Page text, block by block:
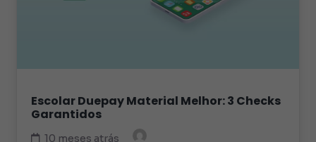
Escolar Duepay Material Melhor: 3 Checks
Garantidos
10 meses atrás